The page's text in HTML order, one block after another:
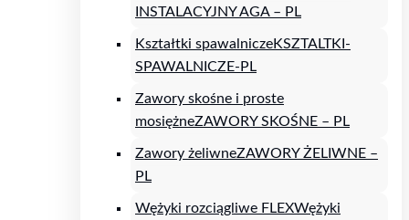
INSTALACYJNY AGA – PL
Kształtki spawalniczeKSZTALTKI-
SPAWALNICZE-PL
Zawory skośne i proste
mosiężneZAWORY SKOŚNE – PL
Zawory żeliwneZAWORY ŻELIWNE –
PL
Wężyki rozciągliwe FLEXWężyki